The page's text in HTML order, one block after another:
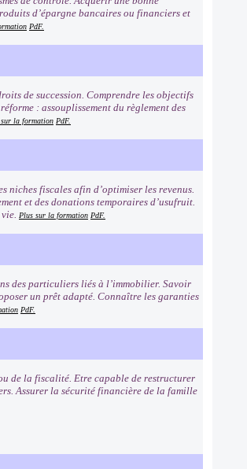
d’épargne bancaires ou financiers et
PdF.
de succession. Comprendre les objectifs
: assouplissement du règlement des
sur la formation PdF.
niches fiscales afin d’optimiser les revenus.
et des donations temporaires d’usufruit.
Plus sur la formation PdF.
des particuliers liés à l’immobilier. Savoir
un prêt adapté. Connaître les garanties
PdF.
de la fiscalité. Etre capable de restructurer
Assurer la sécurité financière de la famille